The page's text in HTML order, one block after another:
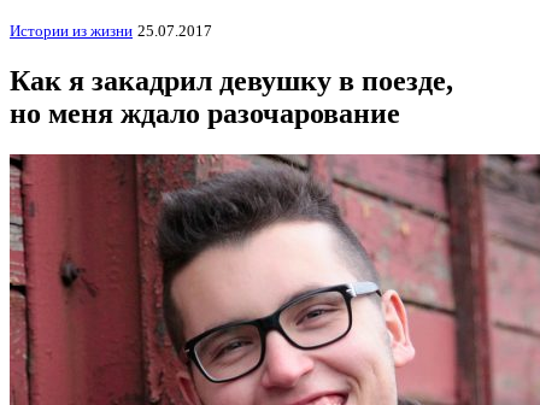
Истории из жизни 25.07.2017
Как я закадрил девушку в поезде,
но меня ждало разочарование